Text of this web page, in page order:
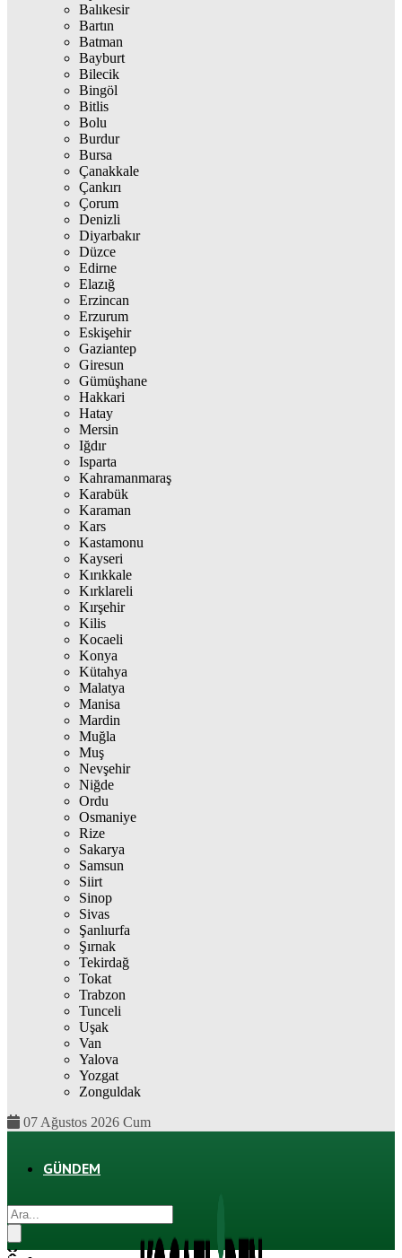
Balıkesir
Bartın
Batman
Bayburt
Bilecik
Bingöl
Bitlis
Bolu
Burdur
Bursa
Çanakkale
Çankırı
Çorum
Denizli
Diyarbakır
Düzce
Edirne
Elazığ
Erzincan
Erzurum
Eskişehir
Gaziantep
Giresun
Gümüşhane
Hakkari
Hatay
Mersin
Iğdır
Isparta
Kahramanmaraş
Karabük
Karaman
Kars
Kastamonu
Kayseri
Kırıkkale
Kırklareli
Kırşehir
Kilis
Kocaeli
Konya
Kütahya
Malatya
Manisa
Mardin
Muğla
Muş
Nevşehir
Niğde
Ordu
Osmaniye
Rize
Sakarya
Samsun
Siirt
Sinop
Sivas
Şanlıurfa
Şırnak
Tekirdağ
Tokat
Trabzon
Tunceli
Uşak
Van
Yalova
Yozgat
Zonguldak
07 Ağustos 2026 Cum
GÜNDEM